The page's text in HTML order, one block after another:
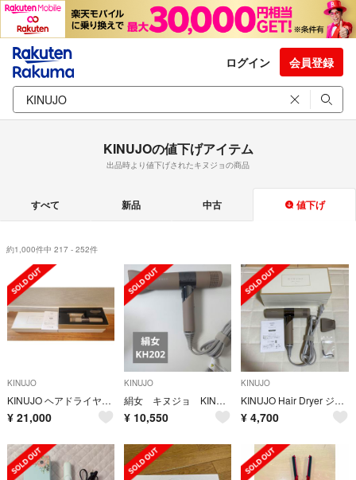
ログイン 会員登録
KINUJOの値下げアイテム
出品時より値下げされたキヌジョの商品
すべて 新品 中古 値下げ
約1,000件中 217 - 252件
KINUJO
KINUJO ヘアドライヤー KH302 モカ
¥ 21,000
KINUJO
絹女 キヌジョ KINUJO KH202大風量マイナスイオン ドライヤー
¥ 10,550
KINUJO
KINUJO Hair Dryer ジャンク品
¥ 4,700